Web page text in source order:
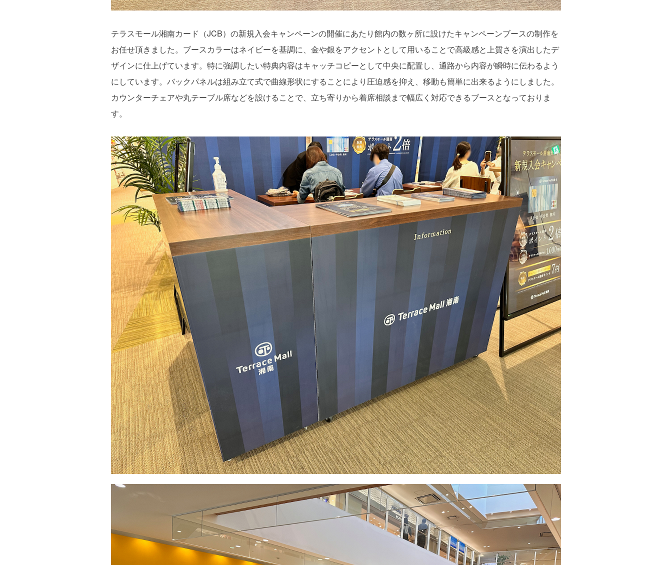
テラスモール湘南カード（JCB）の新規入会キャンペーンの開催にあたり館内の数ヶ所に設けたキャンペーンブースの制作を
お任せ頂きました。ブースカラーはネイビーを基調に、金や銀をアクセントとして用いることで高級感と上質さを演出したデ
ザインに仕上げています。特に強調したい特典内容はキャッチコピーとして中央に配置し、通路から内容が瞬時に伝わるよう
にしています。バックパネルは組み立て式で曲線形状にすることにより圧迫感を抑え、移動も簡単に出来るようにしました。
カウンターチェアや丸テーブル席などを設けることで、立ち寄りから着席相談まで幅広く対応できるブースとなっておりま
す。